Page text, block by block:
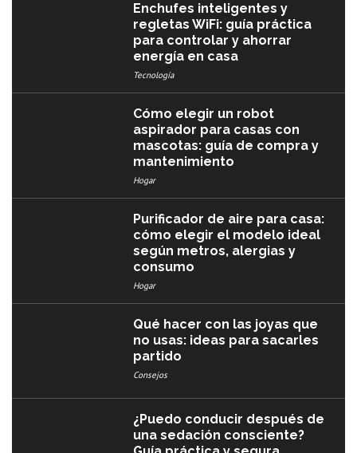
Enchufes inteligentes y
regletas WiFi: guía práctica
para controlar y ahorrar
energía en casa
Tecnología
Cómo elegir un robot
aspirador para casas con
mascotas: guía de compra y
mantenimiento
Hogar
Purificador de aire para casa:
cómo elegir el modelo ideal
según metros, alergias y
consumo
Hogar
Qué hacer con las joyas que
no usas: ideas para sacarles
partido
Consejos
¿Puedo conducir después de
una sedación consciente?